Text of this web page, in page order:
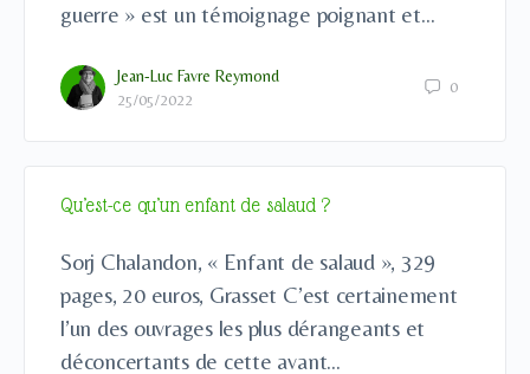
guerre » est un témoignage poignant et…
Jean-Luc Favre Reymond
25/05/2022
0
Qu’est-ce qu’un enfant de salaud ?
Sorj Chalandon, « Enfant de salaud », 329
pages, 20 euros, Grasset C’est certainement
l’un des ouvrages les plus dérangeants et
déconcertants de cette avant…